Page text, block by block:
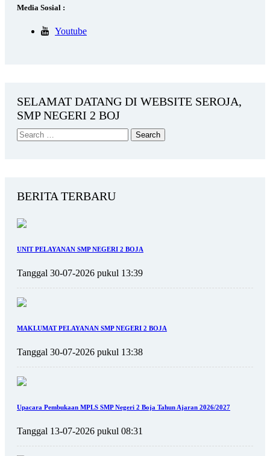
Media Sosial :
Youtube
SELAMAT DATANG DI WEBSITE SEROJA,
SMP NEGERI 2 BOJ
BERITA TERBARU
UNIT PELAYANAN SMP NEGERI 2 BOJA
Tanggal 30-07-2026 pukul 13:39
MAKLUMAT PELAYANAN SMP NEGERI 2 BOJA
Tanggal 30-07-2026 pukul 13:38
Upacara Pembukaan MPLS SMP Negeri 2 Boja Tahun Ajaran 2026/2027
Tanggal 13-07-2026 pukul 08:31